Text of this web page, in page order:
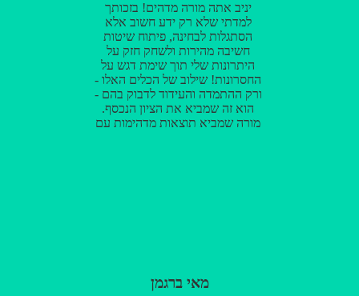
יניב אתה מורה מדהים! בזכותך
למדתי שלא רק ידע חשוב אלא
הסתגלות לבחינה, פיתוח שיטות
חשיבה מהירות ולשחק חזק על
היתרונות שלי תוך שימת דגש על
החסרונות! שילוב של הכלים האלו -
ורק ההתמדה והעידוד לדבוק בהם -
הוא זה שמביא את הציון הנכסף.
מורה שמביא תוצאות מדהימות עם
מאי ברגמן